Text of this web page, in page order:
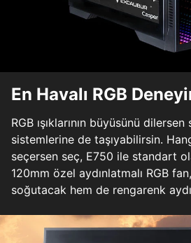
En Havalı RGB
RGB ışıklarının büyüsünü
sistemlerine de taşıyabilirsin.
seçersen seç, E750 ile standart
120mm özel aydınlatmalı RGB
soğutacak hem de rengarenk